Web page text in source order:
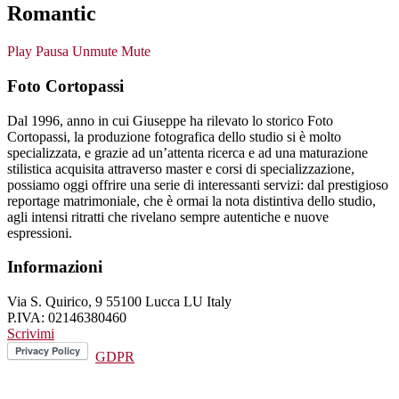
Romantic
Play Pausa Unmute Mute
Foto Cortopassi
Dal 1996, anno in cui Giuseppe ha rilevato lo storico Foto
Cortopassi, la produzione fotografica dello studio si è molto
specializzata, e grazie ad un’attenta ricerca e ad una maturazione
stilistica acquisita attraverso master e corsi di specializzazione,
possiamo oggi offrire una serie di interessanti servizi: dal prestigioso
reportage matrimoniale, che è ormai la nota distintiva dello studio,
agli intensi ritratti che rivelano sempre autentiche e nuove
espressioni.
Informazioni
Via S. Quirico, 9 55100 Lucca LU Italy
P.IVA: 02146380460
Scrivimi
GDPR